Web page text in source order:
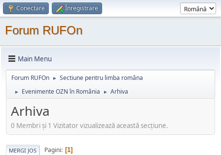
Conectare Înregistrare
Forum RUFOn
Main Menu
Forum RUFOn ► Sectiune pentru limba româna
► Evenimente OZN în România ► Arhiva
Arhiva
0 Membri şi 1 Vizitator vizualizează această secțiune.
MERGI JOS Pagini 1